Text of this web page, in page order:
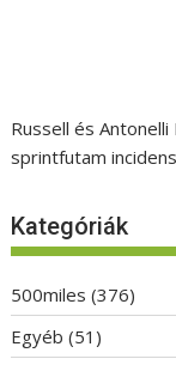
Russell és
sprintfutam
Kategóriák
500miles (376)
Egyéb (51)